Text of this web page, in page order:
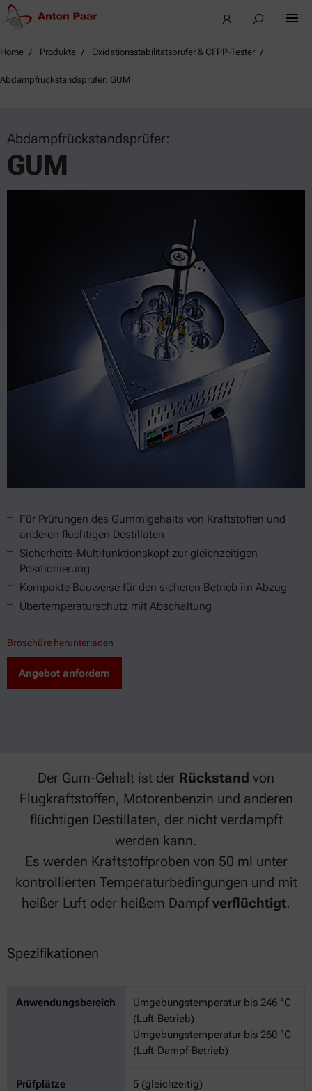
Home Produkte Oxidationsstabilitätsprüfer & CFPP-Tester
Abdampfrückstandsprüfer: GUM
Abdampfrückstandsprüfer:
GUM
Für Prüfungen des Gummigehalts von Kraftstoffen und
anderen flüchtigen Destillaten
Sicherheits-Multifunktionskopf zur gleichzeitigen
Positionierung
Kompakte Bauweise für den sicheren Betrieb im Abzug
Übertemperaturschutz mit Abschaltung
Broschüre herunterladen
Angebot anfordern
Der Gum-Gehalt ist der Rückstand von
Flugkraftstoffen, Motorenbenzin und anderen
flüchtigen Destillaten, der nicht verdampft
werden kann.
Es werden Kraftstoffproben von 50 ml unter
kontrollierten Temperaturbedingungen und mit
heißer Luft oder heißem Dampfverflüchtigt.
Spezifikationen
Anwendungsbereich
Umgebungstemperatur bis 246 °C
(Luft-Betrieb)
Umgebungstemperatur bis 260 °C
(Luft-Dampf-Betrieb)
Prüfplätze 5 (gleichzeitig)